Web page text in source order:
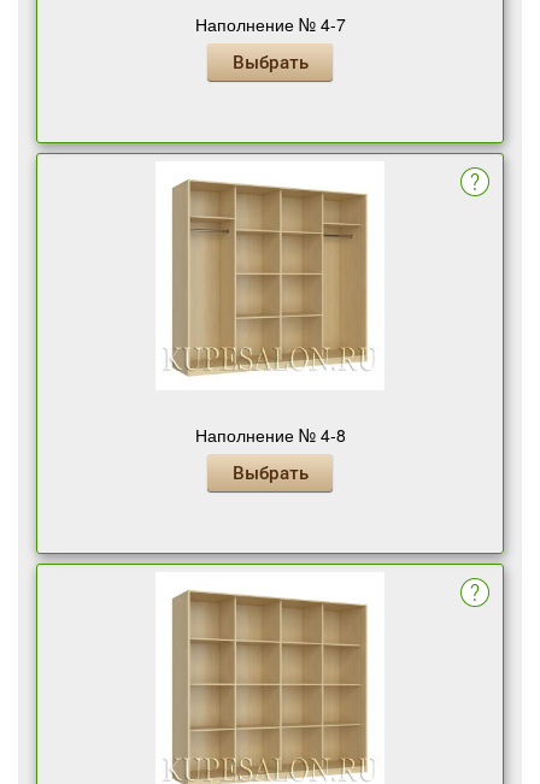
Наполнение № 4-7
Выбрать
Наполнение № 4-8
Выбрать